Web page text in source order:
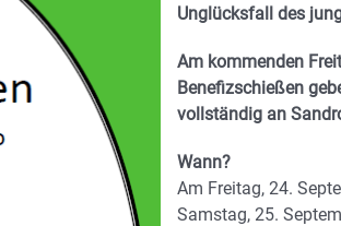
Unglücksfall des
Am kommenden
Benefizschießen
vollständig an
Wann?
Am Freitag, 24.
Samstag, 25.